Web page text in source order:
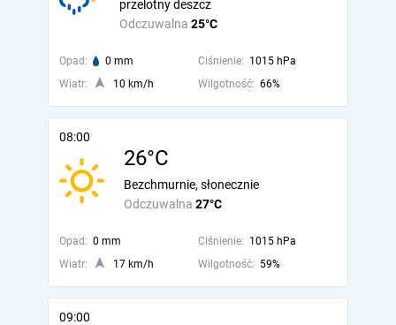
Odczuwalna 25°C
przelotny deszcz
Opad: 0 mm Ciśnienie: 1015 hPa
Wiatr:
10 km/h Wilgotność: 66%
08:00
26°C
Odczuwalna 27°C
Bezchmurnie, słonecznie
Opad: 0 mm Ciśnienie: 1015 hPa
Wiatr:
17 km/h Wilgotność: 59%
09:00